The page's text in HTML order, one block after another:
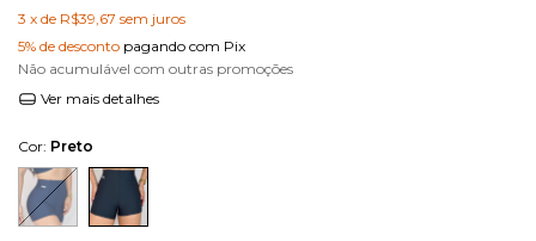
3 x de R$39,67 sem juros
5% de desconto pagando com Pix
Não acumulável com outras promoções
Ver mais detalhes
Cor: Preto